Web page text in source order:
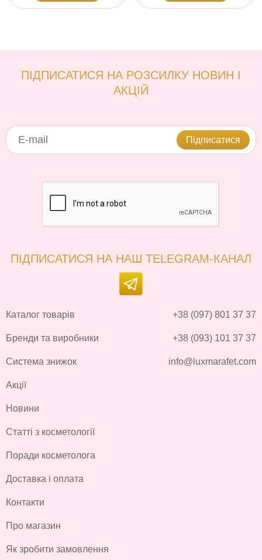
ПІДПИСАТИСЯ НА РОЗСИЛКУ НОВИН І
АКЦІЙ
Підписатися
ПІДПИСАТИСЯ НА НАШ TELEGRAM-КАНАЛ
Каталог товарів
Бренди та виробники
Система знижок
Акції
Новини
Статті з косметології
Поради косметолога
Доставка і оплата
Контакти
Про магазин
Як зробити замовлення
+38 (097) 801 37 37
+38 (093) 101 37 37
info@luxmarafet.com